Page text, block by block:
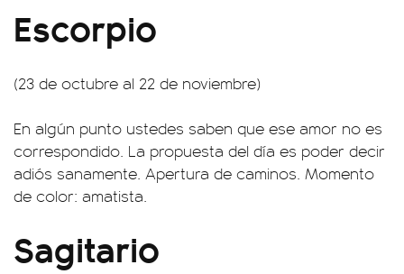
Escorpio
(23 de octubre al 22 de noviembre)
En algún punto ustedes saben que ese amor no es
correspondido. La propuesta del día es poder decir
adiós sanamente. Apertura de caminos. Momento
de color: amatista.
Sagitario